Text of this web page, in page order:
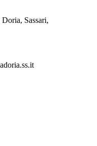
Sassari,